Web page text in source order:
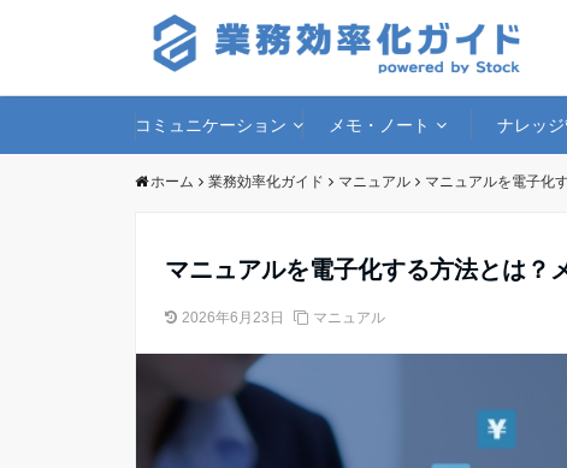
コミュニケーション メモ・ノート ナレッ
ホーム 業務効率化ガイド マニュアル マニュアルを電子化
マニュアルを電子化する方法とは？
2026年6月23日 マニュアル